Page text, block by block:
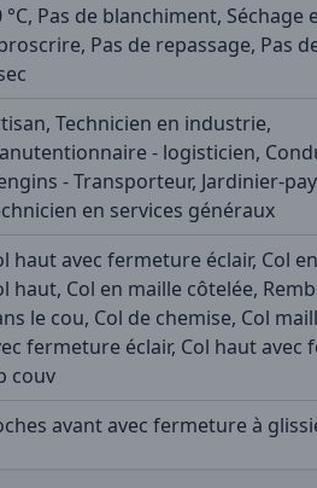
°C, Pas de blanchiment, Séchage
Pas de repassage, Pas
Technicien en industrie,
- logisticien,
- Transporteur, Jardinier-
en services généraux
haut avec fermeture éclair, Col
haut, Col en maille côtelée,
le cou, Col de chemise, Col
fermeture éclair, Col haut avec
couv
avant avec fermeture à